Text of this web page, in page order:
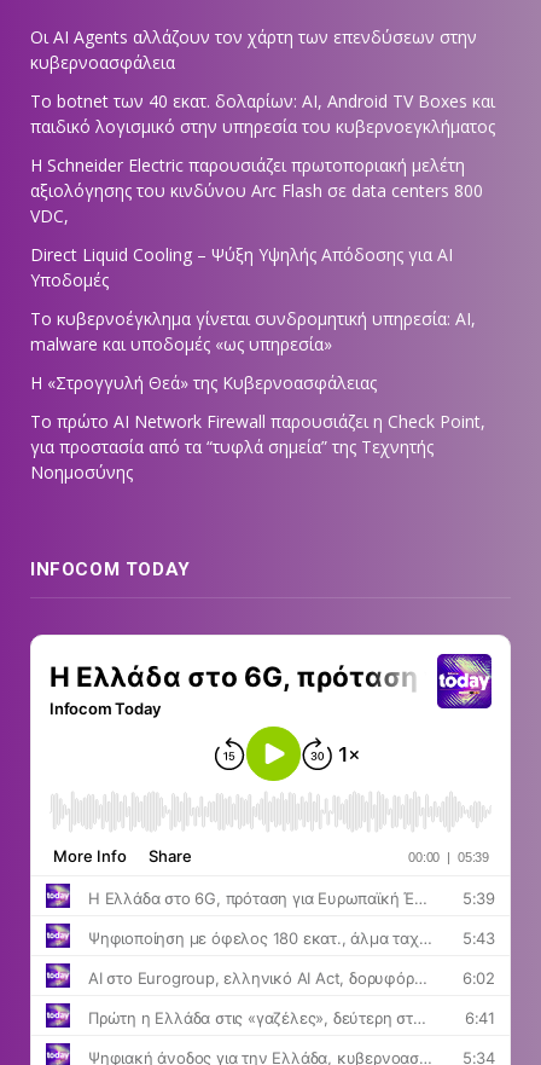
Οι AI Agents αλλάζουν τον χάρτη των επενδύσεων στην
κυβερνοασφάλεια
Το botnet των 40 εκατ. δολαρίων: AI, Android TV Boxes και
παιδικό λογισμικό στην υπηρεσία του κυβερνοεγκλήματος
Η Schneider Electric παρουσιάζει πρωτοποριακή μελέτη
αξιολόγησης του κινδύνου Arc Flash σε data centers 800
VDC,
Direct Liquid Cooling – Ψύξη Υψηλής Απόδοσης για AI
Υποδομές
Το κυβερνοέγκλημα γίνεται συνδρομητική υπηρεσία: AI,
malware και υποδομές «ως υπηρεσία»
Η «Στρογγυλή Θεά» της Κυβερνοασφάλειας
Tο πρώτο AI Network Firewall παρουσιάζει η Check Point,
για προστασία από τα “τυφλά σημεία” της Τεχνητής
Νοημοσύνης
INFOCOM TODAY